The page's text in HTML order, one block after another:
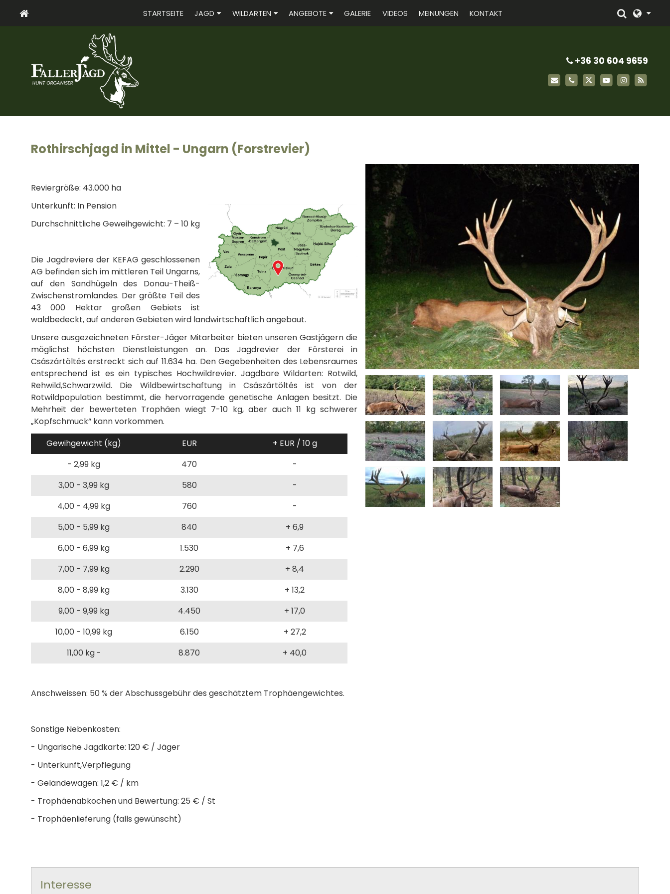
STARTSEITE JAGD WILDARTEN ANGEBOTE GALERIE VIDEOS MEINUNGEN KONTAKT
+36 30 604 9659
Rothirschjagd in Mittel - Ungarn (Forstrevier)
Reviergröße: 43.000 ha
Unterkunft: In Pension
Durchschnittliche Geweihgewicht: 7 – 10 kg
Die Jagdreviere der KEFAG geschlossenen
AG befinden sich im mittleren Teil Ungarns,
auf den Sandhügeln des Donau-Theiß-
Zwischenstromlandes. Der größte Teil des
43 000 Hektar großen Gebiets ist
waldbedeckt, auf anderen Gebieten wird landwirtschaftlich angebaut.
Unsere ausgezeichneten Förster-Jäger Mitarbeiter bieten unseren Gastjägern die
möglichst höchsten Dienstleistungen an. Das Jagdrevier der Försterei in
Császártöltés erstreckt sich auf 11.634 ha. Den Gegebenheiten des Lebensraumes
entsprechend ist es ein typisches Hochwildrevier. Jagdbare Wildarten: Rotwild,
Rehwild,Schwarzwild. Die Wildbewirtschaftung in Császártöltés ist von der
Rotwildpopulation bestimmt, die hervorragende genetische Anlagen besitzt. Die
Mehrheit der bewerteten Trophäen wiegt 7-10 kg, aber auch 11 kg schwerer
„Kopfschmuck“ kann vorkommen.
Gewihgewicht (kg)
EUR
+ EUR / 10 g
- 2,99 kg
470
-
3,00 - 3,99 kg
580
-
4,00 - 4,99 kg
760
-
5,00 - 5,99 kg
840
+ 6,9
6,00 - 6,99 kg
1.530
+ 7,6
7,00 - 7,99 kg
2.290
+ 8,4
8,00 - 8,99 kg
3.130
+ 13,2
9,00 - 9,99 kg
4.450
+ 17,0
10,00 - 10,99 kg
6.150
+ 27,2
11,00 kg -
8.870 + 40,0
Anschweissen: 50 % der Abschussgebühr des geschätztem Trophäengewichtes.
Sonstige Nebenkosten:
- Ungarische Jagdkarte: 120 € / Jäger
- Unterkunft,Verpflegung
- Geländewagen: 1,2 € / km
- Trophäenabkochen und Bewertung: 25 € / St
- Trophäenlieferung (falls gewünscht)
Interesse